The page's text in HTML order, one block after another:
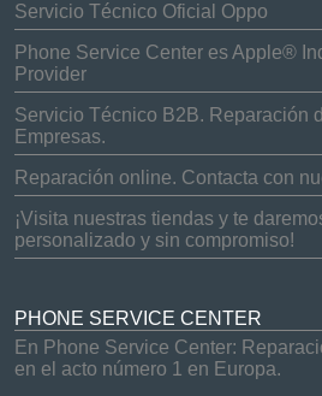
Servicio Técnico Oficial Oppo
Phone Service Center es Apple®
Provider
Servicio Técnico B2B. Reparación
Empresas.
Reparación online. Contacta con
¡Visita nuestras tiendas y te
personalizado y sin compromiso!
PHONE SERVICE CENTER
En Phone Service Center:
en el acto número 1 en Europa.